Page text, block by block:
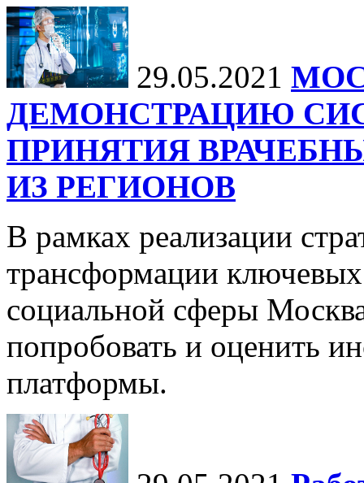
29.05.2021
ДЕМОНСТРАЦИЮ
ПРИНЯТИЯ
ИЗ РЕГИОНОВ
В рамках реализации
трансформации
социальной сферы
попробовать и оценить
платформы.